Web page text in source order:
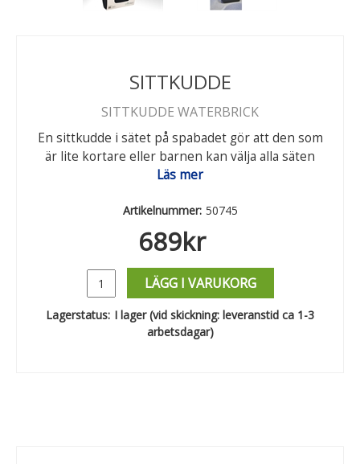
SITTKUDDE
SITTKUDDE WATERBRICK
En sittkudde i sätet på spabadet gör att den som
är lite kortare eller barnen kan välja alla säten
Läs mer
Artikelnummer: 50745
689kr
LÄGG I VARUKORG
Lagerstatus: I lager (vid skickning: leveranstid ca 1-3
arbetsdagar)